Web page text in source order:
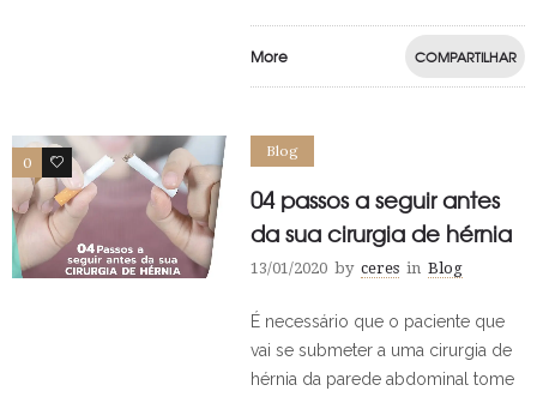
More COMPARTILHAR
0 0
Blog
04 passos a seguir antes
da sua cirurgia de hérnia
13/01/2020 by ceres in Blog
É necessário que o paciente que
vai se submeter a uma cirurgia de
hérnia da parede abdominal tome